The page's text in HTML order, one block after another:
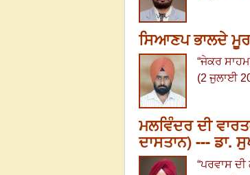
ਸਿਆਣਪ ਭਾਲਦੇ
“ਜੇਕਰ
(2 ਜੁਲਾਈ
ਮਲਵਿੰਦਰ ਦੀ
ਦਾਸਤਾਨ) --- ਡਾ.
“ਪਰਵਾਸ